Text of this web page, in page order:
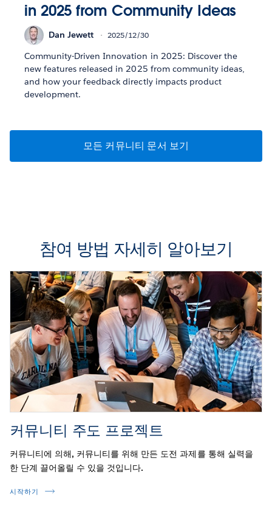
in 2025 from Community Ideas
Dan Jewett 2025/12/30
Community-Driven Innovation in 2025: Discover the
new features released in 2025 from community ideas,
and how your feedback directly impacts product
development.
모든 커뮤니티 문서 보기
참여 방법 자세히 알아보기
커뮤니티 주도 프로젝트
커뮤니티에 의해, 커뮤니티를 위해 만든 도전 과제를 통해 실력을
한 단계 끌어올릴 수 있을 것입니다.
시작하기